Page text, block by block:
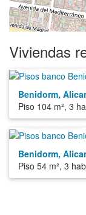
Viviendas
207.000€
Benidorm,
Piso 104 m², 3
180.000€
Benidorm,
Piso 54 m², 3 hab